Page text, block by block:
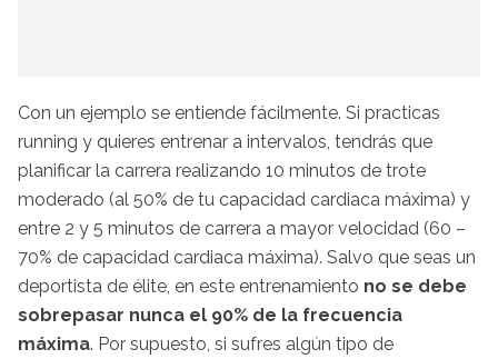
Con un ejemplo se entiende fácilmente. Si practicas
running y quieres entrenar a intervalos, tendrás que
planificar la carrera realizando 10 minutos de trote
moderado (al 50% de tu capacidad cardiaca máxima) y
entre 2 y 5 minutos de carrera a mayor velocidad (60 –
70% de capacidad cardiaca máxima). Salvo que seas un
deportista de élite, en este entrenamiento no se debe
sobrepasar nunca el 90% de la frecuencia
máxima. Por supuesto, si sufres algún tipo de